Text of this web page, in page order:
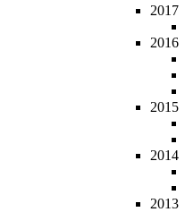
2017
2016
2015
2014
2013